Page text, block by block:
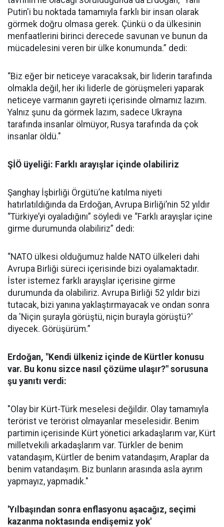
Putin'i bu noktada tamamıyla farklı bir insan olarak
görmek doğru olmasa gerek. Çünkü o da ülkesinin
menfaatlerini birinci derecede savunan ve bunun da
mücadelesini veren bir ülke konumunda.” dedi:
“Biz eğer bir neticeye varacaksak, bir liderin tarafında
olmakla değil, her iki liderle de görüşmeleri yaparak
neticeye varmanın gayreti içerisinde olmamız lazım.
Yalnız şunu da görmek lazım, sadece Ukrayna
tarafında insanlar ölmüyor, Rusya tarafında da çok
insanlar öldü."
Ş İÖ üyeliği: Farklı arayışlar içinde olabiliriz
Şanghay İşbirliği Örgütü’ne katılma niyeti
hatırlatıldığında da Erdoğan, Avrupa Birliği’nin 52 yıldır
“Türkiye’yi oyaladığını” söyledi ve “Farklı arayışlar içine
girme durumunda olabiliriz” dedi:
“NATO ülkesi olduğumuz halde NATO ülkeleri dahi
Avrupa Birliği süreci içerisinde bizi oyalamaktadır.
İster istemez farklı arayışlar içerisine girme
durumunda da olabiliriz. Avrupa Birliği 52 yıldır bizi
tutacak, bizi yanına yaklaştırmayacak ve ondan sonra
da 'Niçin şurayla görüştü, niçin burayla görüştü?'
diyecek. Görüşürüm.”
Erdoğan, "Kendi ülkeniz içinde de Kürtler konusu
var. Bu konu sizce nasıl çözüme ulaşır?" sorusuna
şu yanıtı verdi:
"Olay bir Kürt-Türk meselesi değildir. Olay tamamıyla
terörist ve terörist olmayanlar meselesidir. Benim
partimin içerisinde Kürt yönetici arkadaşlarım var, Kürt
milletvekili arkadaşlarım var. Türkler de benim
vatandaşım, Kürtler de benim vatandaşım, Araplar da
benim vatandaşım. Biz bunların arasında asla ayrım
yapmayız, yapmadık."
' Yılbaşından sonra enflasyonu aşacağız, seçimi
kazanma noktasında endişemiz yok'